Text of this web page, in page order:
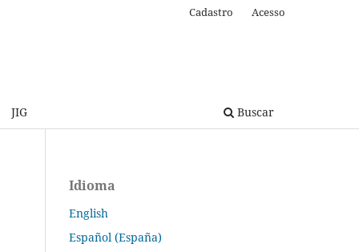
JIG Buscar
Cadastro Acesso
Idioma
English
Español (España)